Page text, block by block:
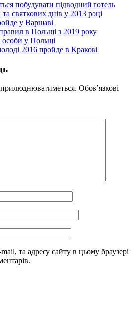
побудувати підводний готель
святкових днів у 2013 році
у Варшаві
в Польщі з 2019 року
особи у Польщі
2016 пройде в Кракові
Обов’язкові
та адресу сайту в цьому браузері